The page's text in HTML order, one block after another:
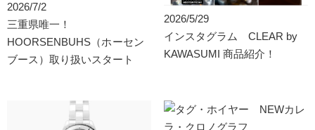
2026/7/2
三重県唯一！
HOORSENBUHS（ホーセン
ブース）取り扱いスタート
2026/5/29
インスタグラム CLEAR by
KAWASUMI 商品紹介！